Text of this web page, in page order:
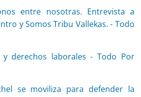
entre nosotras. Entrevista a
y Somos Tribu Vallekas. - Todo
y derechos laborales - Todo Por
se moviliza para defender la